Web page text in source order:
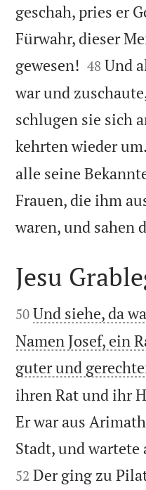
geschah, pries er
Fürwahr, dieser
gewesen! 

48 Und
war und
schlugen sie sich
kehrten wieder um.
alle seine
Frauen, die ihm
waren, und sahen

Jesu

50 Und siehe, da
Namen Josef, ein
guter und
ihren Rat und ihr
Er war aus
Stadt, und wartete
52 Der ging zu